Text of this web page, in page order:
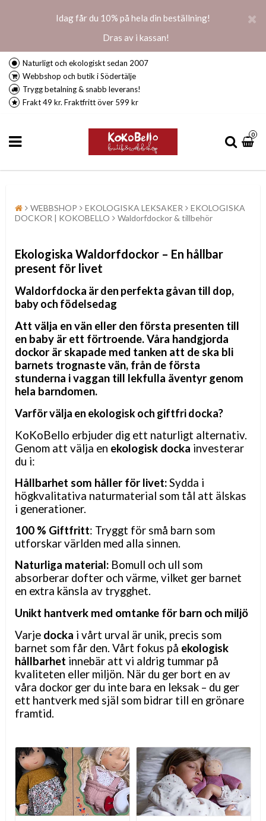
Idag får du 10% på hela din beställning!
Dras av i kassan!
Naturligt och ekologiskt sedan 2007
Webbshop och butik i Södertälje
Trygg betalning & snabb leverans!
Frakt 49 kr. Fraktfritt över 599 kr
0
WEBBSHOP EKOLOGISKA LEKSAKER
EKOLOGISKA
DOCKOR | KOKOBELLO
Waldorfdockor & tillbehör
Ekologiska Waldorfdockor – En hållbar
present för livet
Waldorfdocka är den perfekta gåvan till dop,
baby och födelsedag
Att välja en vän eller den första presenten till
en baby är ett förtroende. Våra handgjorda
dockor är skapade med tanken att de ska bli
barnets trognaste vän, från de första
stunderna i vaggan till lekfulla äventyr genom
hela barndomen.
Varför välja en ekologisk och giftfri docka?
KoKoBello erbjuder dig ett naturligt alternativ.
Genom att välja en ekologisk docka investerar
du i:
Hållbarhet som håller för livet:Sydda i
högkvalitativa naturmaterial som tål att älskas
i generationer.
100 % Giftfritt: Tryggt för små barn som
utforskar världen med alla sinnen.
Naturliga material: Bomull och ull som
absorberar dofter och värme, vilket ger barnet
en extra känsla av trygghet.
Unikt hantverk med omtanke för barn och miljö
Varje docka i vårt urval är unik, precis som
barnet som får den. Vårt fokus på ekologisk
hållbarhet innebär att vi aldrig tummar på
kvaliteten eller miljön. När du ger bort en av
våra dockor ger du inte bara en leksak – du ger
ett hantverk med själ som bidrar till en grönare
framtid.